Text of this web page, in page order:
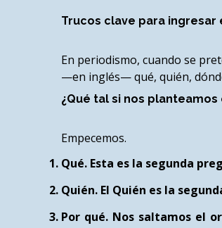
Trucos clave para ingresar
En periodismo, cuando se
—en inglés— qué, quién,
¿Qué tal si nos
Empecemos.
Qué. Esta es la segunda
Quién. El Quién es la
Por qué. Nos saltamos el